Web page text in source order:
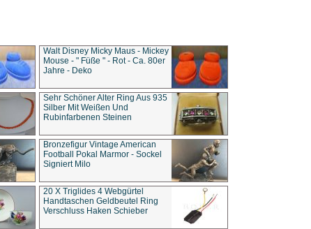
Walt Disney Micky Maus - Mickey
Mouse - " Füße " - Rot - Ca. 80er
Jahre - Deko
Sehr Schöner Alter Ring Aus 935
Silber Mit Weißen Und
Rubinfarbenen Steinen
Bronzefigur Vintage American
Football Pokal Marmor - Sockel
Signiert Milo
20 X Triglides 4 Webgürtel
Handtaschen Geldbeutel Ring
Verschluss Haken Schieber